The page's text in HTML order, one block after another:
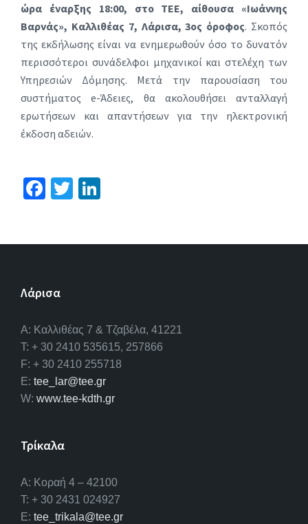
ώρα έναρξης 18:00, στο ΤΕΕ, αίθουσα «Ιωάννης
Βαρνάς», Καλλιθέας 7, Λάρισα, 3ος όροφος. Σκοπός
της εκδήλωσης είναι να ενημερωθούν όσο το δυνατόν
περισσότεροι συνάδελφοι μηχανικοί και στελέχη των
Υπηρεσιών Δόμησης. Μετά την παρουσίαση του
συστήματος e-Άδειες, θα ακολουθήσει ανταλλαγή
ερωτήσεων και απαντήσεων για την ηλεκτρονική
έκδοση αδειών.
Fa
k
T
Λάρισα
A: Καλλιθέας 7 & Τζαβέλα, 41221
T: + 30 2410 535615, 257866
F: + 30 2410 255718
E: tee_lar@tee.gr
W: www.tee-kdth.gr
Τρίκαλα
Α: Κοραή 4 – 42100
T: + 30 2431 024927
E: tee_trikala@tee.gr